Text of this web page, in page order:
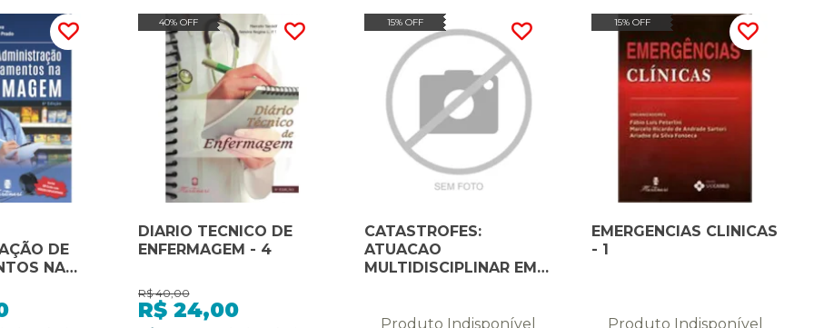
DE
NA
40% OFF
DIARIO TECNICO DE
ENFERMAGEM - 4
R$ 40,00
R$ 24,00
15% OFF
CATASTROFES:
ATUACAO
MULTIDISCIPLINAR EM
Produto Indisponível
15% OFF
EMERGENCIAS CLINICAS
- 1
Produto Indisponível